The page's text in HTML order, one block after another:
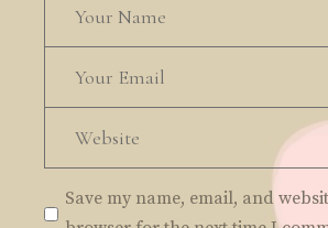
Save my name, email, and